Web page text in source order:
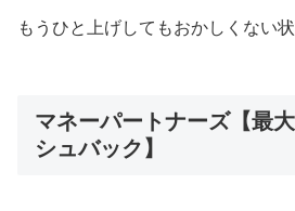
もうひと上げしてもおかしくない状
マネーパートナーズ【最
シュバック】